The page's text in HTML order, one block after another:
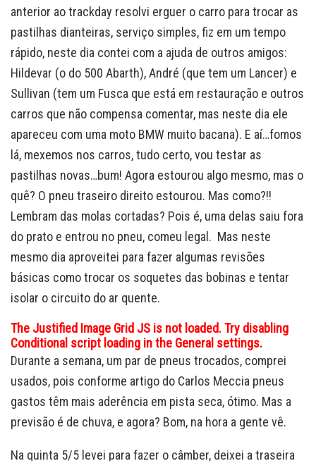
anterior ao trackday resolvi erguer o carro para trocar as
pastilhas dianteiras, serviço simples, fiz em um tempo
rápido, neste dia contei com a ajuda de outros amigos:
Hildevar (o do 500 Abarth), André (que tem um Lancer) e
Sullivan (tem um Fusca que está em restauração e outros
carros que não compensa comentar, mas neste dia ele
apareceu com uma moto BMW muito bacana). E aí…fomos
lá, mexemos nos carros, tudo certo, vou testar as
pastilhas novas…bum! Agora estourou algo mesmo, mas o
quê? O pneu traseiro direito estourou. Mas como?!!
Lembram das molas cortadas? Pois é, uma delas saiu fora
do prato e entrou no pneu, comeu legal. Mas neste
mesmo dia aproveitei para fazer algumas revisões
básicas como trocar os soquetes das bobinas e tentar
isolar o circuito do ar quente.
The Justified Image Grid JS is not loaded. Try disabling
Conditional script loading in the General settings.
Durante a semana, um par de pneus trocados, comprei
usados, pois conforme artigo do Carlos Meccia pneus
gastos têm mais aderência em pista seca, ótimo. Mas a
previsão é de chuva, e agora? Bom, na hora a gente vê.
Na quinta 5/5 levei para fazer o câmber, deixei a traseira